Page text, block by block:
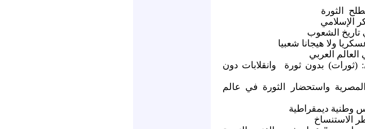
الثورة
الإسلامي
تاريخ الشعوب
ولا هيجانا شعبيا
العربي
(ثورات) بدون ثورة
وانقلابات دون
واستحضار الثورة في عالم
وطنية ديمقراطية
الاستنساخ